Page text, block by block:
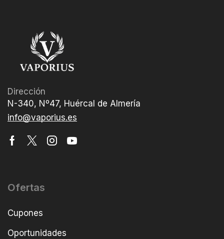
Dirección
N-340, Nº47, Huércal de Almería
info@vaporius.es
Ofertas
Cupones
Oportunidades